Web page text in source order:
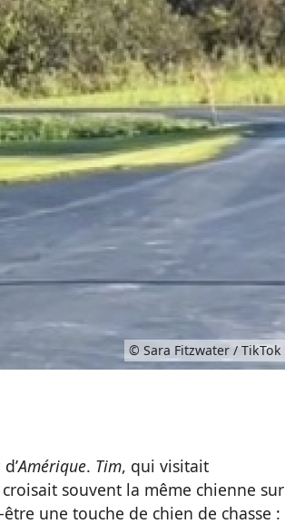
© Sara Fitzwater / TikTok
d’Amérique. Tim, qui visitait
souvent la même chienne sur
une touche de chien de chasse :